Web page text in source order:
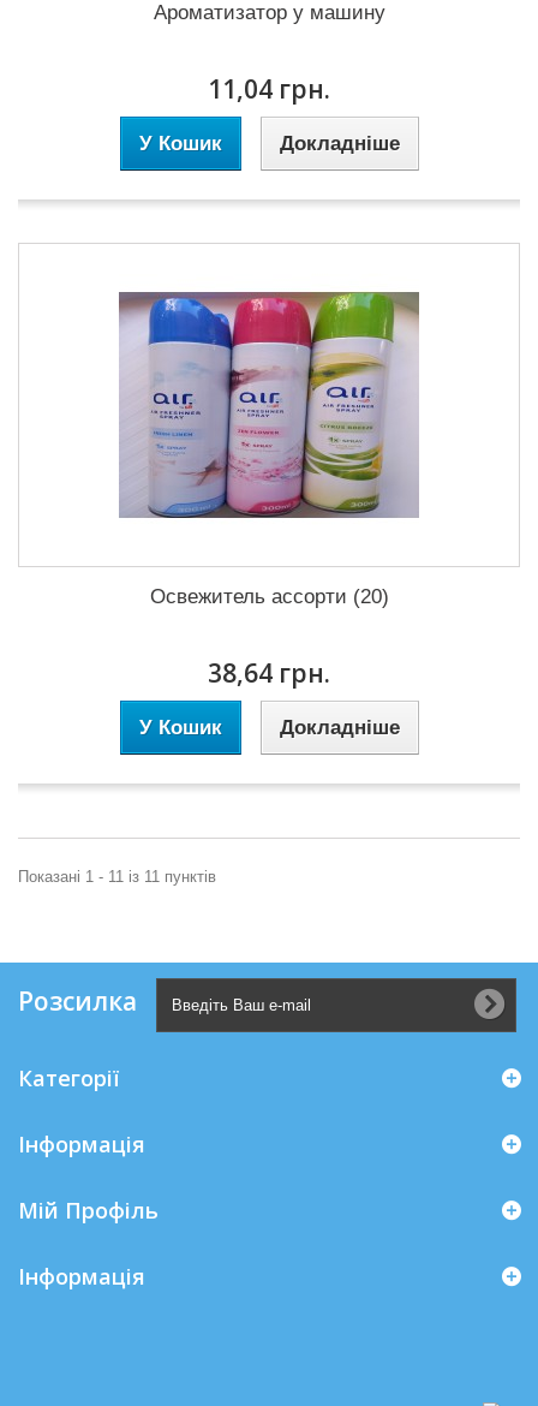
Ароматизатор у машину
11,04 грн.
У Кошик Докладніше
Освежитель ассорти (20)
38,64 грн.
У Кошик Докладніше
Показані 1 - 11 із 11 пунктів
Розсилка
Категорії
Інформація
Мій Профіль
Iнформація